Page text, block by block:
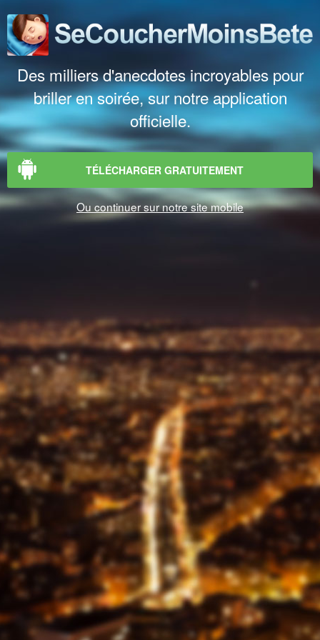
Des milliers d'anecdotes incroyables pour
briller en soirée, sur notre application
officielle.
TÉLÉCHARGER GRATUITEMENT
Ou continuer sur notre site mobile